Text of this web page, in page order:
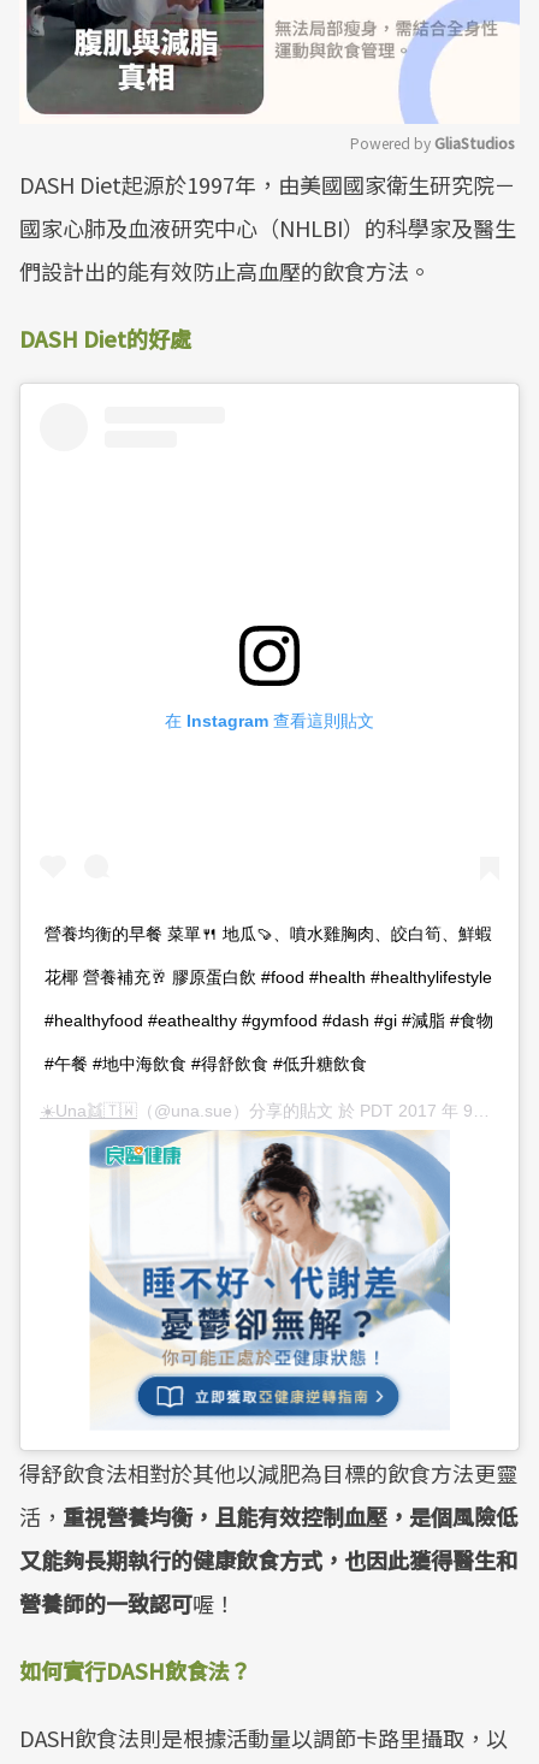
Mute
Powered by GliaStudios
DASH Diet起源於1997年，由美國國家衛生研究院－
國家心肺及血液研究中心（NHLBI）的科學家及醫生
們設計出的能有效防止高血壓的飲食方法。
DASH Diet的好處
在 Instagram 查看這則貼文
營養均衡的早餐 菜單🍴 地瓜🍠、噴水雞胸肉、皎白筍、鮮蝦
花椰 營養補充🥂 膠原蛋白飲 #food #health #healthylifestyle
#healthyfood #eathealthy #gymfood #dash #gi #減脂 #食物
#午餐 #地中海飲食 #得舒飲食 #低升糖飲食
☀️Una👯🇹🇼 （@una.sue）分享的貼文 於 PDT 2017 年 9月 月 24 日 下午 5:50
得舒飲食法相對於其他以減肥為目標的飲食方法更靈
活， 重視營養均衡，且能有效控制血壓，是個風險低
又能夠長期執行的健康飲食方式，也因此獲得醫生和
營養師的一致認可喔！
如何實行DASH飲食法？
DASH飲食法則是根據活動量以調節卡路里攝取，以